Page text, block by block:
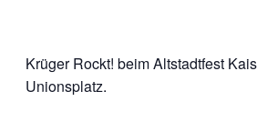
Krüger Rockt! beim Altstadtfest
Unionsplatz.